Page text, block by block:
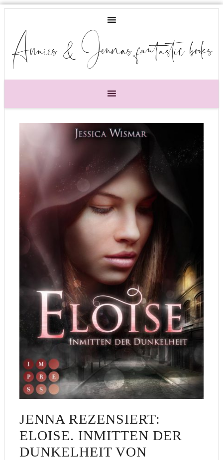
Annies & Jennas fantastic books
JENNA REZENSIERT:
ELOISE. INMITTEN DER
DUNKELHEIT VON